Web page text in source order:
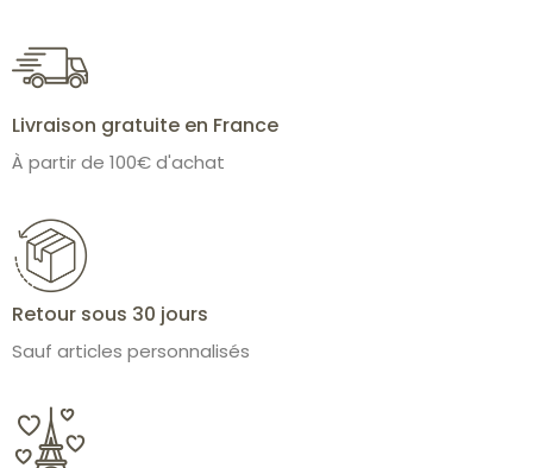
Livraison gratuite en France
À partir de 100€ d'achat
Retour sous 30 jours
Sauf articles personnalisés